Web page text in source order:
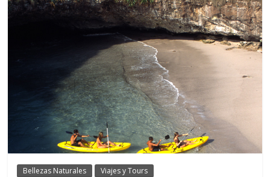
Bellezas Naturales Viajes y Tours